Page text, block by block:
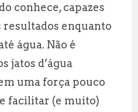
conhece, capazes
enquanto
água. Não é
jatos d’água
uma força pouco
facilitar (e muito)